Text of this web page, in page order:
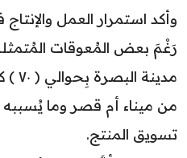
وأكد استمرار العمل
رَغْمَ بعض المُعوقات
من ميناء أم قصر وما
تسويق المنتج.